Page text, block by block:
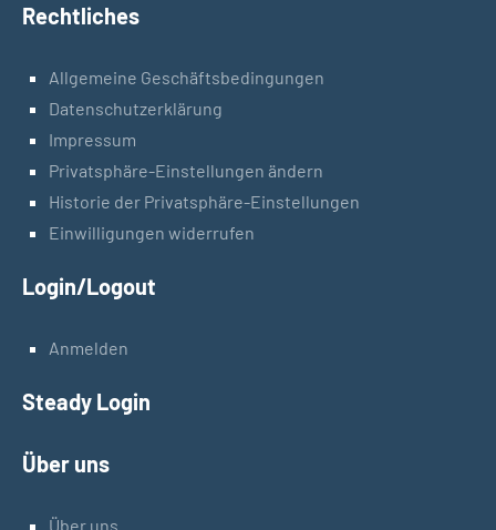
Rechtliches
Allgemeine Geschäftsbedingungen
Datenschutzerklärung
Impressum
Privatsphäre-Einstellungen ändern
Historie der Privatsphäre-Einstellungen
Einwilligungen widerrufen
Login/Logout
Anmelden
Steady Login
Über uns
Über uns